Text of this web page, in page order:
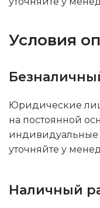
Условия
Юридические
на постоянной
индивидуальные
уточняйте у
Наличный